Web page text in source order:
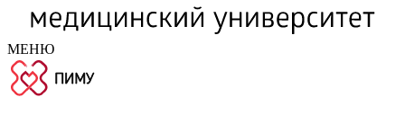
МЕНЮ